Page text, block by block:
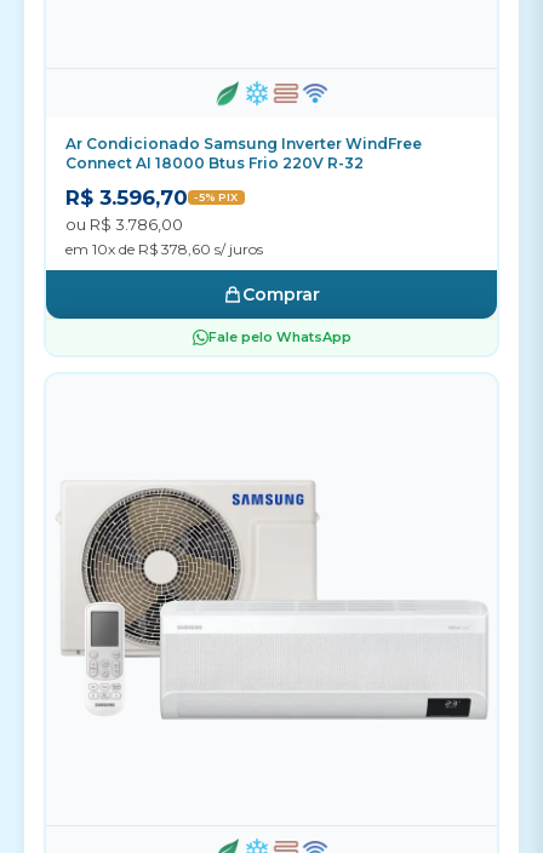
Ar Condicionado Samsung Inverter WindFree
Connect AI 18000 Btus Frio 220V R-32
R$ 3.596,70 -5% PIX
ou R$ 3.786,00
em 10x de R$ 378,60 s/ juros
Comprar
Fale pelo WhatsApp